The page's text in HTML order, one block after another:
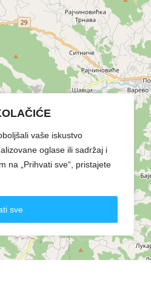
vaše iskustvo
oglase ili sadržaj i
na „Prihvati sve“, pristajete
sve